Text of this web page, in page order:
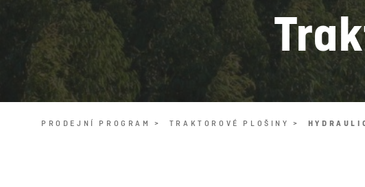
PRODEJNÍ PROGRAM > TRAKTOROVÉ PLOŠINY >